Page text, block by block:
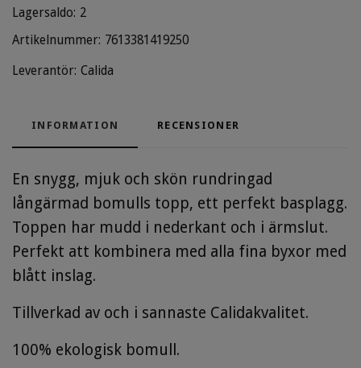
Lagersaldo: 2
Artikelnummer: 7613381419250
Leverantör: Calida
INFORMATION RECENSIONER
En snygg, mjuk och skön rundringad
långärmad bomulls topp, ett perfekt basplagg.
Toppen har mudd i nederkant och i ärmslut.
Perfekt att kombinera med alla fina byxor med
blått inslag.
Tillverkad av och i sannaste Calidakvalitet.
100% ekologisk bomull.